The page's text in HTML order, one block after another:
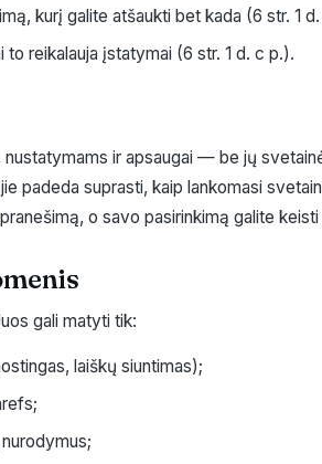
kurį galite atšaukti bet kada (6 str. 1
reikalauja įstatymai (6 str. 1 d. c p.).
nustatymams ir apsaugai — be jų
padeda suprasti, kaip lankomasi
o savo pasirinkimą galite
gali matyti tik:
laiškų siuntimas);